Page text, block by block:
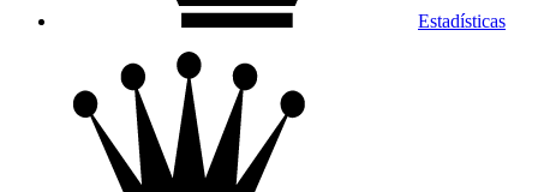
Estadísticas